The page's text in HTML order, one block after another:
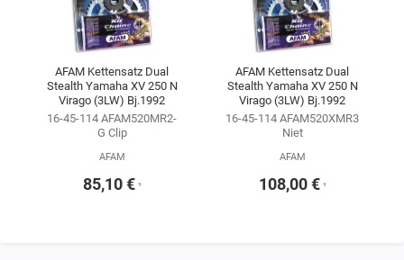
AFAM Kettensatz Dual
Stealth Yamaha XV 250 N
Virago (3LW) Bj.1992
16-45-114 AFAM520MR2-
G Clip
AFAM
85,10 € ¹
AFAM Kettensatz Dual
Stealth Yamaha XV 250 N
Virago (3LW) Bj.1992
16-45-114 AFAM520XMR3
Niet
AFAM
108,00 € ¹